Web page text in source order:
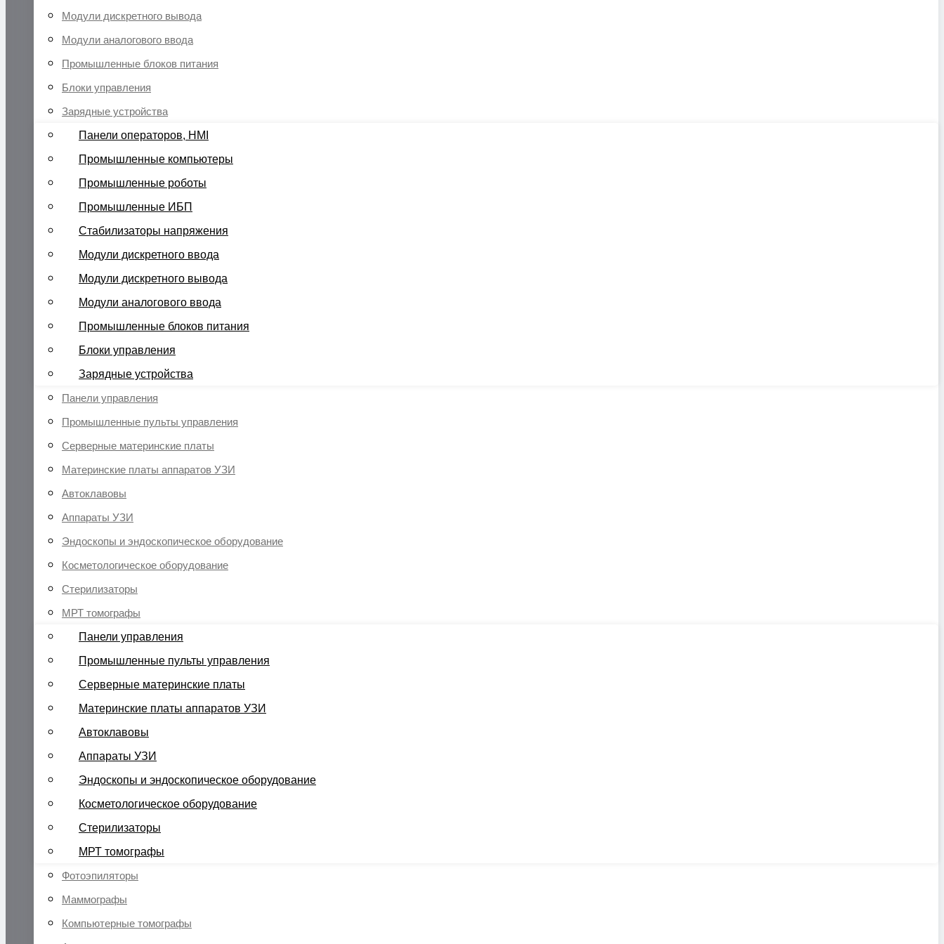
Модули дискретного вывода
Модули аналогового ввода
Промышленные блоков питания
Блоки управления
Зарядные устройства
Панели операторов, HMI
Промышленные компьютеры
Промышленные роботы
Промышленные ИБП
Стабилизаторы напряжения
Модули дискретного ввода
Модули дискретного вывода
Модули аналогового ввода
Промышленные блоков питания
Блоки управления
Зарядные устройства
Панели управления
Промышленные пульты управления
Серверные материнские платы
Материнские платы аппаратов УЗИ
Автоклавовы
Аппараты УЗИ
Эндоскопы и эндоскопическое оборудование
Косметологическое оборудование
Стерилизаторы
МРТ томографы
Панели управления
Промышленные пульты управления
Серверные материнские платы
Материнские платы аппаратов УЗИ
Автоклавовы
Аппараты УЗИ
Эндоскопы и эндоскопическое оборудование
Косметологическое оборудование
Стерилизаторы
МРТ томографы
Фотоэпиляторы
Маммографы
Компьютерные томографы